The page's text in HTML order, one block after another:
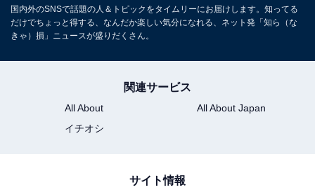
国内外のSNSで話題の人＆トピックをタイムリーにお届けします。知ってる
だけでちょっと得する、なんだか楽しい気分になれる、ネット発「知ら（な
きゃ）損」ニュースが盛りだくさん。
関連サービス
All About
All About Japan
イチオシ
サイト情報